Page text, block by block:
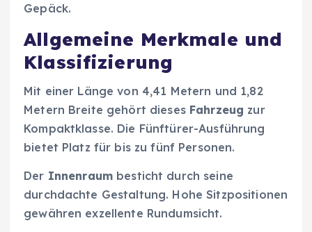
Gepäck.
Allgemeine Merkmale und
Klassifizierung
Mit einer Länge von 4,41 Metern und 1,82
Metern Breite gehört dieses Fahrzeug zur
Kompaktklasse. Die Fünftürer-Ausführung
bietet Platz für bis zu fünf Personen.
Der Innenraumbesticht durch seine
durchdachte Gestaltung. Hohe Sitzpositionen
gewähren exzellente Rundumsicht.